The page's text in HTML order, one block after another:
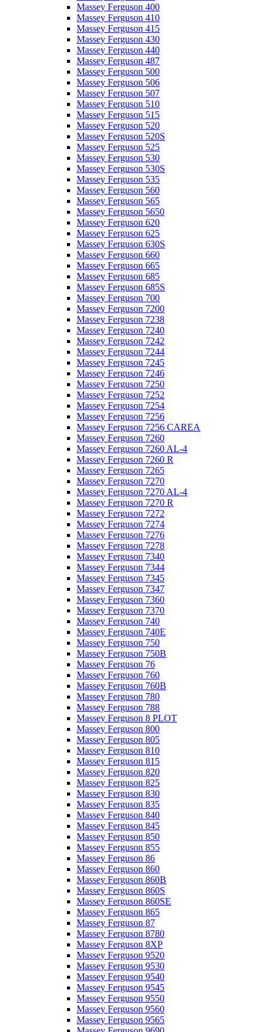
Massey Ferguson 400
Massey Ferguson 410
Massey Ferguson 415
Massey Ferguson 430
Massey Ferguson 440
Massey Ferguson 487
Massey Ferguson 500
Massey Ferguson 506
Massey Ferguson 507
Massey Ferguson 510
Massey Ferguson 515
Massey Ferguson 520
Massey Ferguson 520S
Massey Ferguson 525
Massey Ferguson 530
Massey Ferguson 530S
Massey Ferguson 535
Massey Ferguson 560
Massey Ferguson 565
Massey Ferguson 5650
Massey Ferguson 620
Massey Ferguson 625
Massey Ferguson 630S
Massey Ferguson 660
Massey Ferguson 665
Massey Ferguson 685
Massey Ferguson 685S
Massey Ferguson 700
Massey Ferguson 7200
Massey Ferguson 7238
Massey Ferguson 7240
Massey Ferguson 7242
Massey Ferguson 7244
Massey Ferguson 7245
Massey Ferguson 7246
Massey Ferguson 7250
Massey Ferguson 7252
Massey Ferguson 7254
Massey Ferguson 7256
Massey Ferguson 7256 CAREA
Massey Ferguson 7260
Massey Ferguson 7260 AL-4
Massey Ferguson 7260 R
Massey Ferguson 7265
Massey Ferguson 7270
Massey Ferguson 7270 AL-4
Massey Ferguson 7270 R
Massey Ferguson 7272
Massey Ferguson 7274
Massey Ferguson 7276
Massey Ferguson 7278
Massey Ferguson 7340
Massey Ferguson 7344
Massey Ferguson 7345
Massey Ferguson 7347
Massey Ferguson 7360
Massey Ferguson 7370
Massey Ferguson 740
Massey Ferguson 740E
Massey Ferguson 750
Massey Ferguson 750B
Massey Ferguson 76
Massey Ferguson 760
Massey Ferguson 760B
Massey Ferguson 780
Massey Ferguson 788
Massey Ferguson 8 PLOT
Massey Ferguson 800
Massey Ferguson 805
Massey Ferguson 810
Massey Ferguson 815
Massey Ferguson 820
Massey Ferguson 825
Massey Ferguson 830
Massey Ferguson 835
Massey Ferguson 840
Massey Ferguson 845
Massey Ferguson 850
Massey Ferguson 855
Massey Ferguson 86
Massey Ferguson 860
Massey Ferguson 860B
Massey Ferguson 860S
Massey Ferguson 860SE
Massey Ferguson 865
Massey Ferguson 87
Massey Ferguson 8780
Massey Ferguson 8XP
Massey Ferguson 9520
Massey Ferguson 9530
Massey Ferguson 9540
Massey Ferguson 9545
Massey Ferguson 9550
Massey Ferguson 9560
Massey Ferguson 9565